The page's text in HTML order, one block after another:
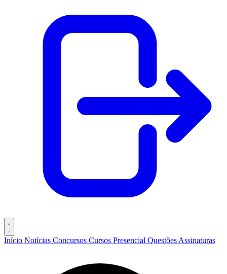
Início Notícias Concursos Cursos Presencial Questões Assinaturas